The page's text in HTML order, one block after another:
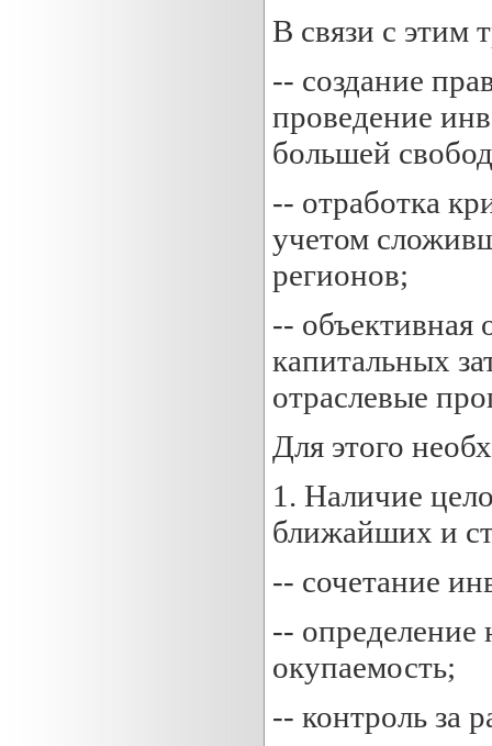
В связи с этим
-- создание
проведение
большей
-- отработка
учетом
регионов;
-- объективная
капитальных
отраслевые
Для этого
1. Наличие
ближайших и
-- сочетание
-- определение
окупаемость;
-- контроль за